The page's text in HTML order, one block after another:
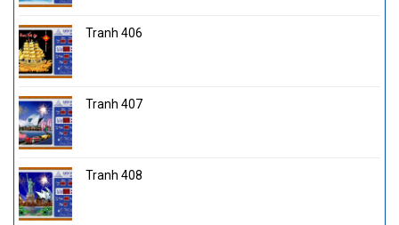
Tranh 406
Tranh 407
Tranh 408